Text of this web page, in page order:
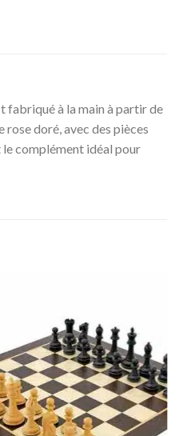
fabriqué à la main à partir de
rose doré, avec des pièces
le complément idéal pour